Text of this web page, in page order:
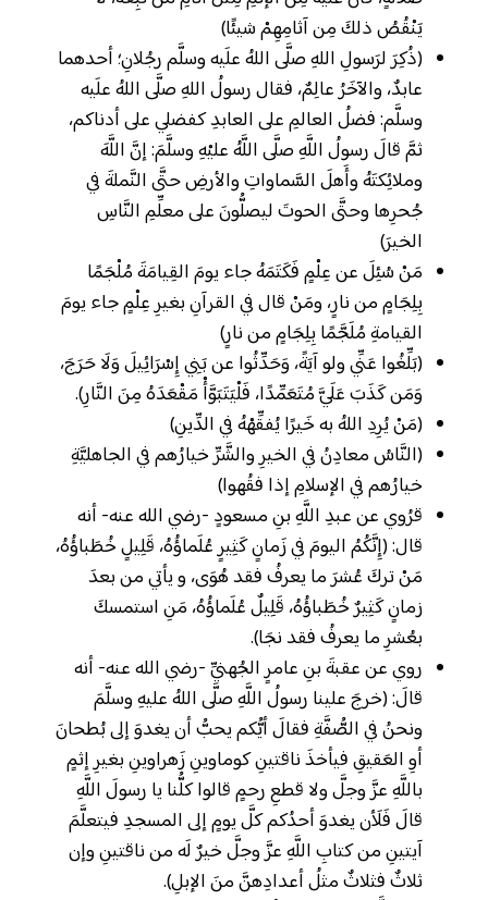
يَنْقُصُ ذلكَ مِن آثامِهِمْ شيئًا)
(ذُكِرَ لرَسولِ اللهِ صلَّى اللهُ علَيه وسلَّم رجُلانِ؛ أحدهما
عابدٌ، والآخَرُ عالِمٌ، فقال رسولُ اللهِ صلَّى اللهُ علَيه
وسلَّم: فضلُ العالمِ على العابدِ كفضلي على أدناكم،
ثمَّ قالَ رسولُ اللَّهِ صلَّى اللَّهُ عليْهِ وسلَّمَ: إنَّ اللَّهَ
وملائِكتَهُ وأَهلَ السَّماواتِ والأرضِ حتَّى النَّملةَ في
جُحرِها وحتَّى الحوتَ ليصلُّونَ على معلِّمِ النَّاسِ
الخيرَ)
مَنْ سُئِلَ عن عِلْمٍ فَكَتَمَهُ جاء يومَ القِيامَةَ مُلْجَمًا
بِلِجَامٍ من نارٍ، ومَنْ قال في القرآنِ بغيرِ عِلْمٍ جاء يومَ
القيامةِ مُلَجَّمًا بِلِجَامٍ من نارٍ)
(بَلِّغُوا عَنِّي ولو آيَةً، وَحَدِّثُوا عن بَنِي إِسْرَائِيلَ وَلَا حَرَجَ،
وَمَن كَذَبَ عَلَيَّ مُتَعَمِّدًا، فَلْيَتَبَوَّأْ مَقْعَدَهُ مِنَ النَّارِ).
(مَنْ يُرِدِ اللهُ به خَيرًا يُفقِّهْهُ في الدِّينِ)
(النَّاسُ معادِنُ في الخيرِ والشَّرِّ خيارُهم في الجاهليَّةِ
خيارُهم في الإسلامِ إذا فقُهوا)
قرُوي عن عبدِ اللَّهِ بنِ مسعودٍ -رضي الله عنه- أنه
قال: (إِنَّكُمُ اليومَ في زَمانٍ كَثِيرٍ عُلَماؤُهُ، قَلِيلٍ خُطَباؤُهُ،
مَنْ تركَ عُشرَ ما يعرفُ فقد هُوَى، و يأتي من بعدَ
زمانٍ كَثِيرٌ خُطَباؤُهُ، قَلِيلٌ عُلَماؤُهُ، مَنِ استمسكَ
بعُشرِ ما يعرفُ فقد نجَا).
روي عن عقبةَ بنِ عامرٍ الجُهنيِّ -رضي الله عنه- أنه
قالَ: (خرجَ علينا رسولُ اللَّهِ صلَّى اللهُ عليهِ وسلَّمَ
ونحنُ في الصُّفَّةِ فقالَ أيُّكم يحبُّ أن يغدوَ إلى بُطحانَ
أوِ العَقيقِ فيأخذَ ناقتينِ كوماوينِ زَهراوينِ بغيرِ إثمٍ
باللَّهِ عزَّ وجلَّ ولا قطعِ رحمٍ قالوا كلُّنا يا رسولَ اللَّهِ
قالَ فَلَأن يغدوَ أحدُكم كلَّ يومٍ إلى المسجدِ فيتعلَّمَ
آيتينِ من كتابِ اللَّهِ عزَّ وجلَّ خيرٌ لَه من ناقتينِ وإن
ثلاثٌ فثلاثٌ مثلُ أعدادِهنَّ منَ الإبلِ).